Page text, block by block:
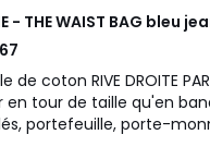
- THE WAIST BAG bleu
coton RIVE DROITE
tour de taille qu'en
portefeuille, porte-